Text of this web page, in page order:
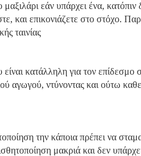
εάν υπάρχει ένα,
και επικονιάζετε στο στόχο.
ταινίας
κατάλληλη για τον επίδεσμο
αγωγού, ντύνοντας και ούτω
την κάποια πρέπει να
μακριά και δεν